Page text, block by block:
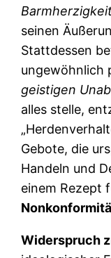
seinen
Stattdessen
ungewöhnlich
geistigen
alles stelle,
Gebote, die
Handeln und
einem Rezept
Widerspruch